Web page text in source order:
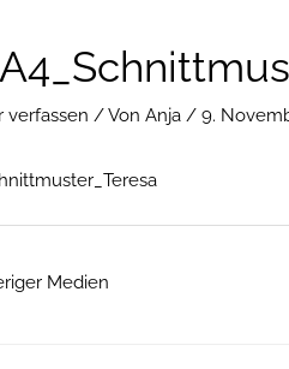
verfassen / Von Anja / 9.
Medien